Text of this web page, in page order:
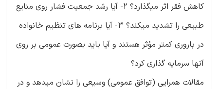
کاهش فقر اثر میگذارد؟ 2- آیا رشد جمعیت فشار روی منایع
طبیعی را تشدید میکند؟ 3- آیا برنامه های تنظیم خانواده
در باروری کمتر مؤثر هستند و آیا باید بصورت عمومی بر روی
آنها سرمایه گذاری کرد؟
مقالات همرایی (توافق عمومی) وسیعی را نشان میدهد و در